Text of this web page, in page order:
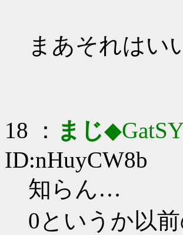
まあそれはい
18 ： まじ
ID:nHuyCW8b
知らん…
0というか以